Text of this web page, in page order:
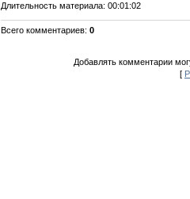
Длительность материала: 00:01:02
Всего комментариев: 0
Добавлять комментарии
[